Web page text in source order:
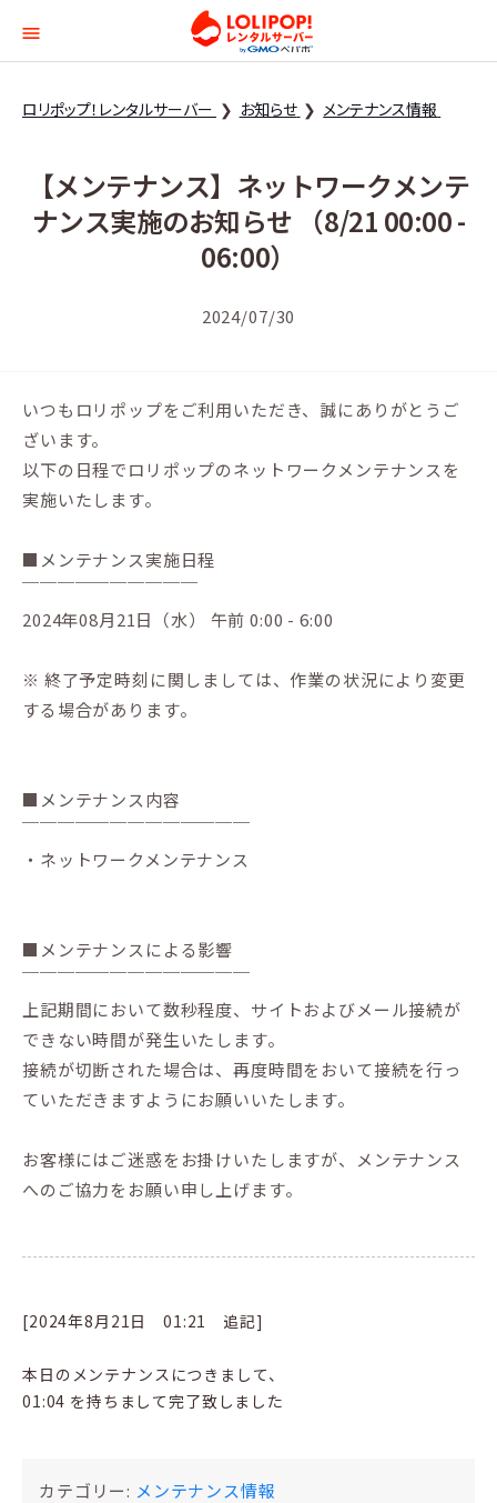
ロリポップ！レンタル
ロリポップ！レンタルサーバー お知らせ メンテナンス情報
【メンテナンス】ネットワークメンテ
ナンス実施のお知らせ （8/21 00:00 -
06:00）
2024/07/30
いつもロリポップをご利用いただき、誠にありがとうご
ざいます。
以下の日程でロリポップのネットワークメンテナンスを
実施いたします。
■メンテナンス実施日程
￣￣￣￣￣￣￣￣￣￣
2024年08月21日（水） 午前 0:00 - 6:00
※ 終了予定時刻に関しましては、作業の状況により変更
する場合があります。
■メンテナンス内容
￣￣￣￣￣￣￣￣￣￣￣￣￣
・ネットワークメンテナンス
■メンテナンスによる影響
￣￣￣￣￣￣￣￣￣￣￣￣￣
上記期間において数秒程度、サイトおよびメール接続が
できない時間が発生いたします。
接続が切断された場合は、再度時間をおいて接続を行っ
ていただきますようにお願いいたします。
お客様にはご迷惑をお掛けいたしますが、メンテナンス
へのご協力をお願い申し上げます。
[2024年8月21日 01:21 追記]
本日のメンテナンスにつきまして、
01:04 を持ちまして完了致しました
カテゴリー: メンテナンス情報